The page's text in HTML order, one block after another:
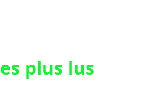
plus lus